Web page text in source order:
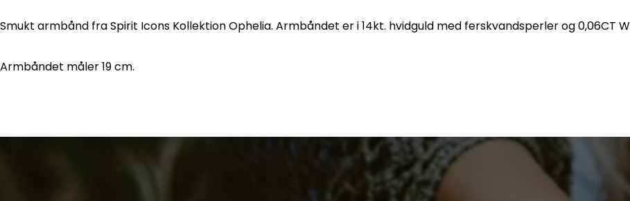
Smukt armbånd fra Spirit Icons Kollektion Ophelia. Armbåndet er i 14kt. hvidguld med ferskvandsperler og 0,06CT
Armbåndet måler 19 cm.